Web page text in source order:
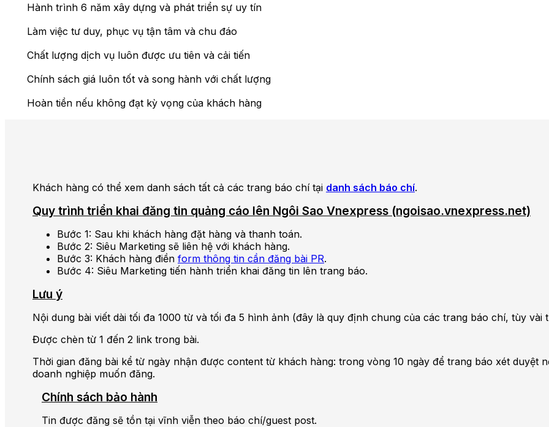
Hành trình 6 năm xây dựng và phát triển sự uy tín
Làm việc tư duy, phục vụ tận tâm và chu đáo
Chất lượng dịch vụ luôn được ưu tiên và cải tiến
Chính sách giá luôn tốt và song hành với chất lượng
Hoàn tiền nếu không đạt kỳ vọng của khách hàng
Khách hàng có thể xem danh sách tất cả các trang báo chí tại danh sách báo chí.
Quy trình triển khai đăng tin quảng cáo lên Ngôi Sao Vnexpress (ngoisao.vnexpress.net)
Bước 1: Sau khi khách hàng đặt hàng và thanh toán.
Bước 2: Siêu Marketing sẽ liên hệ với khách hàng.
Bước 3: Khách hàng điền form thông tin cần đăng bài PR.
Bước 4: Siêu Marketing tiến hành triển khai đăng tin lên trang báo.
Lưu ý
Nội dung bài viết dài tối đa 1000 từ và tối đa 5 hình ảnh (đây là quy định chung của các trang báo chí, tùy
Được chèn từ 1 đến 2 link trong bài.
Thời gian đăng bài kể từ ngày nhận được content từ khách hàng: trong vòng 10 ngày để trang báo xét duyệt
doanh nghiệp muốn đăng.
Chính sách bảo hành
Tin được đăng sẽ tồn tại vĩnh viễn theo báo chí/guest post.